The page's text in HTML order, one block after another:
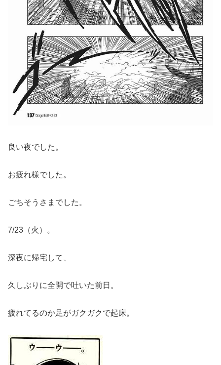
良い夜でした。
お疲れ様でした。
ごちそうさまでした。
7/23（火）。
深夜に帰宅して、
久しぶりに全開で吐いた前日。
疲れてるのか足がガクガクで起床。